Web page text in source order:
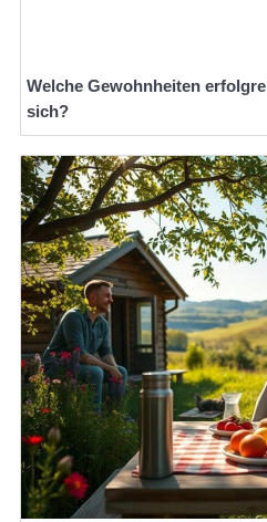
Welche Gewohnheiten
sich?